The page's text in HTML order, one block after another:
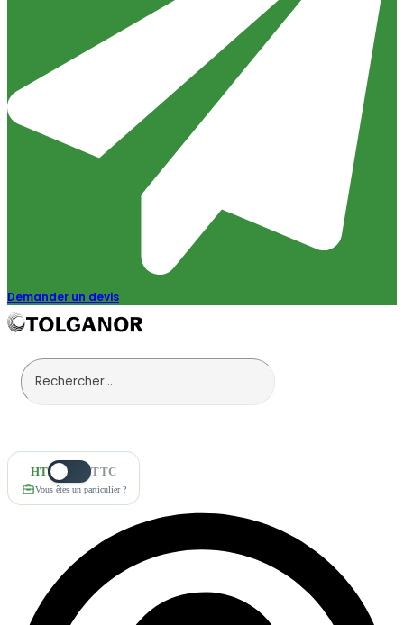
Demander un devis
HT TTC
Vous êtes un particulier ?